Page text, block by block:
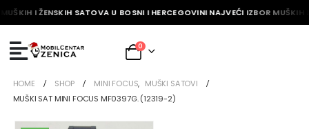
I ŽENSKIH SATOVA U BOSNI I HERCEGOVINI NAJVEĆI IZBOR
0
HOME SHOP MINI FOCUS, MUŠKI SATOVI
MUŠKI SAT MINI FOCUS MF0397G. (12319-2)